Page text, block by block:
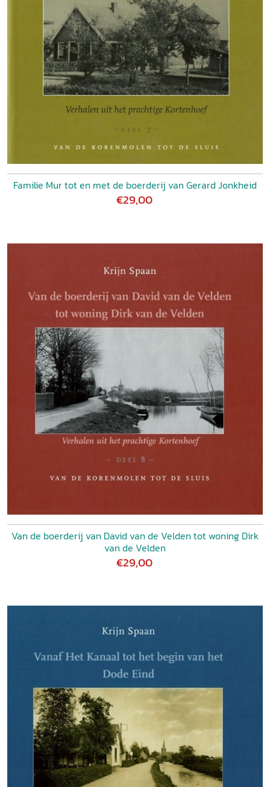
Familie Mur tot en met de boerderij van Gerard Jonkheid
€29,00
Van de boerderij van David van de Velden tot woning Dirk
van de Velden
€29,00